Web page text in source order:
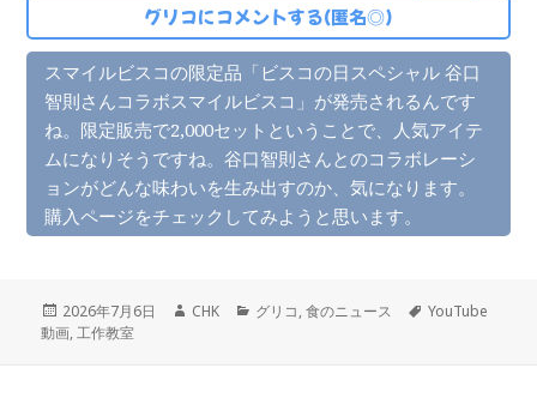
グリコにコメントする(匿名◎)
スマイルビスコの限定品「ビスコの日スペシャル 谷口
智則さんコラボスマイルビスコ」が発売されるんです
ね。限定販売で2,000セットということで、人気アイテ
ムになりそうですね。谷口智則さんとのコラボレーシ
ョンがどんな味わいを生み出すのか、気になります。
購入ページをチェックしてみようと思います。
投
稿
2026年7月6日
作
CHK
カ
グリコ,食のニュース
タ
YouTube
動画,工作教室